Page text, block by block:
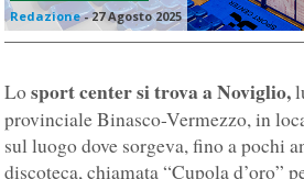
Redazione-27 Agosto 2025
Losport center si trova a Noviglio,
provinciale Binasco-Vermezzo, in
sul luogo dove sorgeva, fino a pochi
discoteca, chiamata “Cupola d’oro”